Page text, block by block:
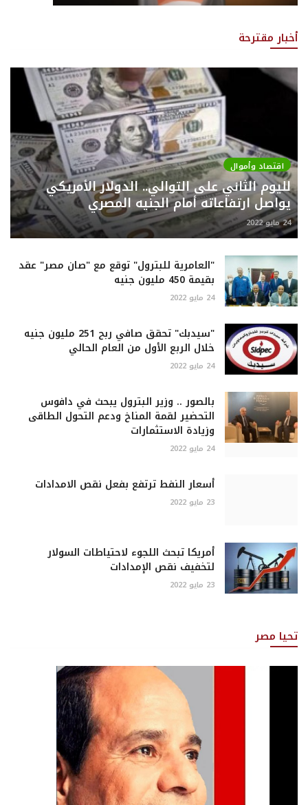
أخبار مقترحة
اقتصاد وأموال
لليوم الثاني على التوالي.. الدولار الأمريكي
يواصل ارتفاعاته أمام الجنيه المصري
24 مايو 2022
"العامرية للبترول" توقع مع "صان مصر" عقد
بقيمة 450 مليون جنيه
24 مايو 2022
"سيدبك" تحقق صافي ربح 251 مليون جنيه
خلال الربع الأول من العام الحالي
24 مايو 2022
بالصور .. وزير البترول يبحث في دافوس
التحضير لقمة المناخ ودعم التحول الطاقى
وزيادة الاستثمارات
24 مايو 2022
أسعار النفط ترتفع بفعل نقص الامدادات
23 مايو 2022
أمريكا تبحث اللجوء لاحتياطات السولار
لتخفيف نقص الإمدادات
23 مايو 2022
تحيا مصر